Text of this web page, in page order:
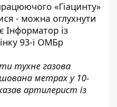
«Гіацинту»
- можна оглухнути
Інформатор із
93-ї ОМБр
тухне газова
метрах у 10-
артилерист із